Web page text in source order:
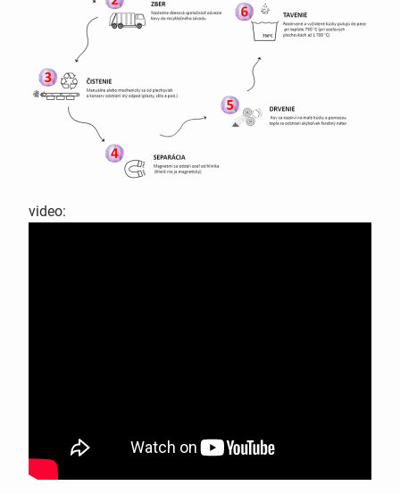
video: